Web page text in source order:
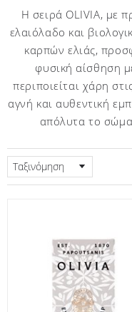
Η σειρά ΟLIVIΑ, με
ελαιόλαδο και
καρπών ελιάς,
φυσική αίσθηση
περιποιείται χάρη
αγνή και αυθεντική
απόλυτα το
Ταξινόμηση